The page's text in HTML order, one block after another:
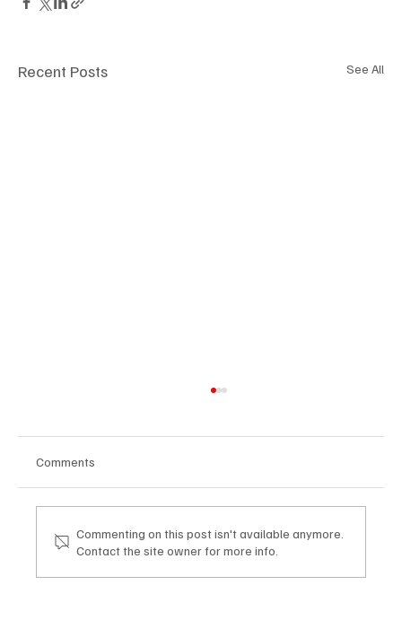
Recent Posts See All
Comments
Commenting on this post isn't available anymore.
Contact the site owner for more info.